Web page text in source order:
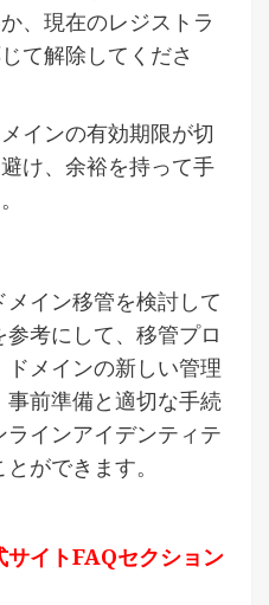
、現在のレジストラ
て解除してくださ
メインの有効期限が切
け、余裕を持って手
イン移管を検討して
考にして、移管プロ
メインの新しい管理
前準備と適切な手続
インアイデンティテ
ができます。
サイトFAQセクション